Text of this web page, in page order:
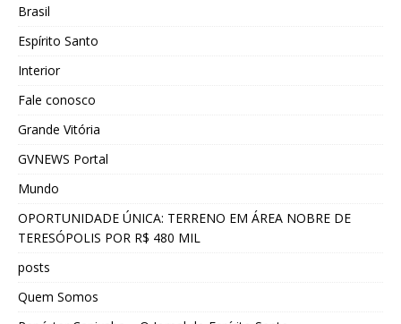
Brasil
Espírito Santo
Interior
Fale conosco
Grande Vitória
GVNEWS Portal
Mundo
OPORTUNIDADE ÚNICA: TERRENO EM ÁREA NOBRE DE
TERESÓPOLIS POR R$ 480 MIL
posts
Quem Somos